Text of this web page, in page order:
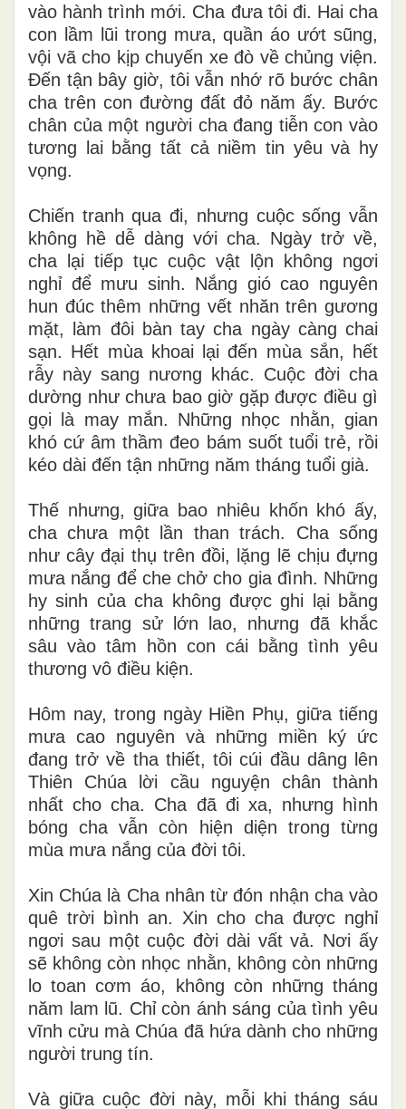
vào hành trình mới. Cha đưa tôi đi. Hai cha
con lầm lũi trong mưa, quần áo ướt sũng,
vội vã cho kịp chuyến xe đò về chủng viện.
Đến tận bây giờ, tôi vẫn nhớ rõ bước chân
cha trên con đường đất đỏ năm ấy. Bước
chân của một người cha đang tiễn con vào
tương lai bằng tất cả niềm tin yêu và hy
vọng.
Chiến tranh qua đi, nhưng cuộc sống vẫn
không hề dễ dàng với cha. Ngày trở về,
cha lại tiếp tục cuộc vật lộn không ngơi
nghỉ để mưu sinh. Nắng gió cao nguyên
hun đúc thêm những vết nhăn trên gương
mặt, làm đôi bàn tay cha ngày càng chai
sạn. Hết mùa khoai lại đến mùa sắn, hết
rẫy này sang nương khác. Cuộc đời cha
dường như chưa bao giờ gặp được điều gì
gọi là may mắn. Những nhọc nhằn, gian
khó cứ âm thầm đeo bám suốt tuổi trẻ, rồi
kéo dài đến tận những năm tháng tuổi già.
Thế nhưng, giữa bao nhiêu khốn khó ấy,
cha chưa một lần than trách. Cha sống
như cây đại thụ trên đồi, lặng lẽ chịu đựng
mưa nắng để che chở cho gia đình. Những
hy sinh của cha không được ghi lại bằng
những trang sử lớn lao, nhưng đã khắc
sâu vào tâm hồn con cái bằng tình yêu
thương vô điều kiện.
Hôm nay, trong ngày Hiền Phụ, giữa tiếng
mưa cao nguyên và những miền ký ức
đang trở về tha thiết, tôi cúi đầu dâng lên
Thiên Chúa lời cầu nguyện chân thành
nhất cho cha. Cha đã đi xa, nhưng hình
bóng cha vẫn còn hiện diện trong từng
mùa mưa nắng của đời tôi.
Xin Chúa là Cha nhân từ đón nhận cha vào
quê trời bình an. Xin cho cha được nghỉ
ngơi sau một cuộc đời dài vất vả. Nơi ấy
sẽ không còn nhọc nhằn, không còn những
lo toan cơm áo, không còn những tháng
năm lam lũ. Chỉ còn ánh sáng của tình yêu
vĩnh cửu mà Chúa đã hứa dành cho những
người trung tín.
Và giữa cuộc đời này, mỗi khi tháng sáu